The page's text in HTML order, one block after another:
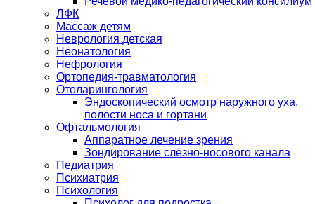
ЛФК
Массаж детям
Неврология детская
Неонатология
Нефрология
Ортопедия-травматология
Отоларингология
Эндоскопический осмотр наружного уха,
полости носа и гортани
Офтальмология
Аппаратное лечение зрения
Зондирование слёзно-носового канала
Педиатрия
Психиатрия
Психология